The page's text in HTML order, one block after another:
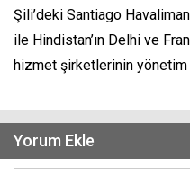
Şili’deki Santiago
ile Hindistan’ın Delhi ve
hizmet şirketlerinin yönetim
Yorum Ekle